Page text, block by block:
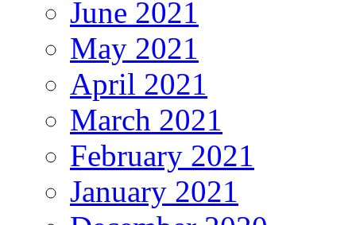
June 2021
May 2021
April 2021
March 2021
February 2021
January 2021